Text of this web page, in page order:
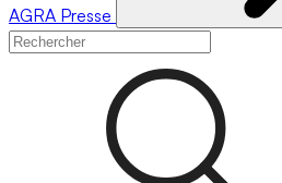
AGRA Presse